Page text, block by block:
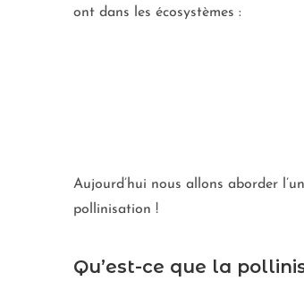
ont dans les écosystèmes :
Aujourd’hui nous allons aborder
pollinisation !
Qu’est-ce que la